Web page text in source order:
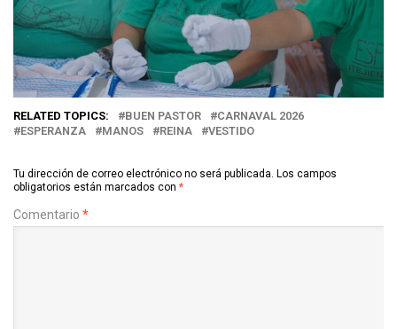
RELATED TOPICS: BUEN PASTOR
CARNAVAL 2026
ESPERANZA
MANOS REINA VESTIDO
Tu dirección de correo electrónico no será publicada. Los campos
obligatorios están marcados con *
Comentario *